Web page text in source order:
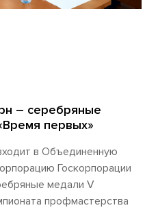
– серебряные
первых»
в Объединенную
Госкорпорации
медали V
профмастерства